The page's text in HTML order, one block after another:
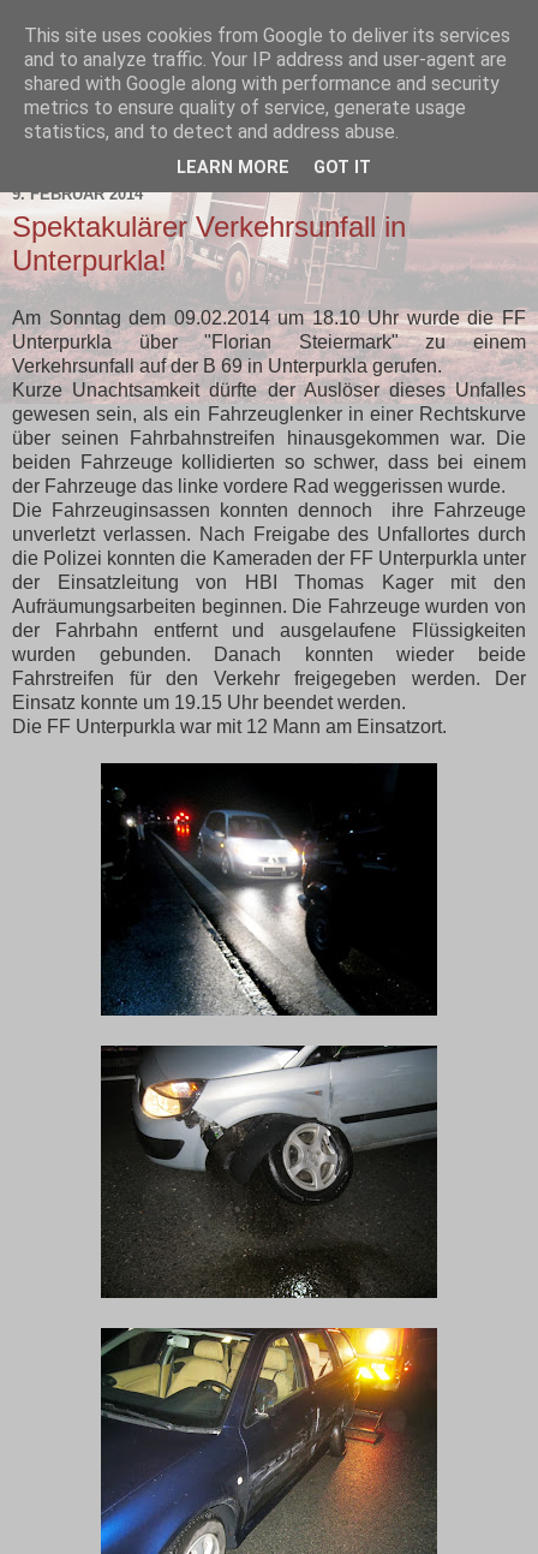
9. FEBRUAR 2014
Spektakulärer Verkehrsunfall in
Unterpurkla!
Am Sonntag dem 09.02.2014 um 18.10 Uhr wurde die FF
Unterpurkla über "Florian Steiermark" zu einem
Verkehrsunfall auf der B 69 in Unterpurkla gerufen.
Kurze Unachtsamkeit dürfte der Auslöser dieses Unfalles
gewesen sein, als ein Fahrzeuglenker in einer Rechtskurve
über seinen Fahrbahnstreifen hinausgekommen war. Die
beiden Fahrzeuge kollidierten so schwer, dass bei einem
der Fahrzeuge das linke vordere Rad weggerissen wurde.
Die Fahrzeuginsassen konnten dennoch ihre Fahrzeuge
unverletzt verlassen. Nach Freigabe des Unfallortes durch
die Polizei konnten die Kameraden der FF Unterpurkla unter
der Einsatzleitung von HBI Thomas Kager mit den
Aufräumungsarbeiten beginnen. Die Fahrzeuge wurden von
der Fahrbahn entfernt und ausgelaufene Flüssigkeiten
wurden gebunden. Danach konnten wieder beide
Fahrstreifen für den Verkehr freigegeben werden. Der
Einsatz konnte um 19.15 Uhr beendet werden.
Die FF Unterpurkla war mit 12 Mann am Einsatzort.
This site uses cookies from Google to deliver its services
and to analyze traffic. Your IP address and user-agent are
shared with Google along with performance and security
metrics to ensure quality of service, generate usage
statistics, and to detect and address abuse.
LEARN MORE GOT IT